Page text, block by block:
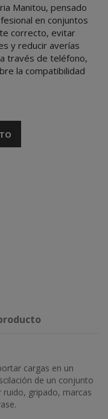
Manitou, pensado
en conjuntos
correcto, evitar
y reducir averías
través de teléfono,
la compatibilidad
cargas en un
de un conjunto
ruido, gripado, marcas